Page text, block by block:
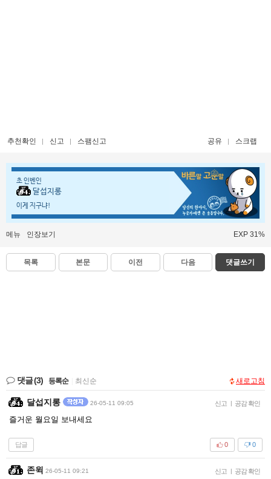
추천확인 신고 스팸신고 공유 스크랩
초 인벤인
달섭지롱
이게 지구냐!
메뉴 인장보기 EXP 31%
목록 본문 이전 다음 댓글쓰기
댓글(3) 등록순 최신순 새로고침
달섭지롱 26-05-11 09:05 신고 | 공감 확인
즐거운 월요일 보내세요
답글 0
0
존윅 26-05-11 09:21 신고 | 공감 확인